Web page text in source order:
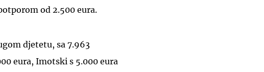
od 2.500 eura.
djetetu, sa 7.963
eura, Imotski s 5.000 eura
NOTIFIKACIJE